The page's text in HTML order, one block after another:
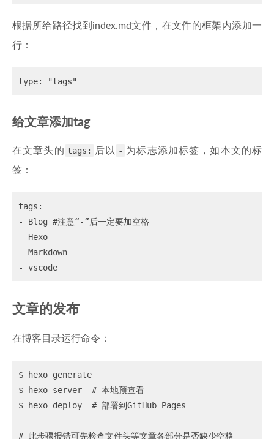
根据所给路径找到index.md文件，在文件的框架内添加一
行：
给文章添加tag
在文章头的 tags: 后以 - 为标志添加标签，如本文的标
签：
tags:
- Blog #注意“-”后一定要加空格
- Hexo
- Markdown
文章的发布
在博客目录运行命令：
$ hexo generate
$ hexo server  # 本地预查看
$ hexo deploy  # 部署到GitHub Pages